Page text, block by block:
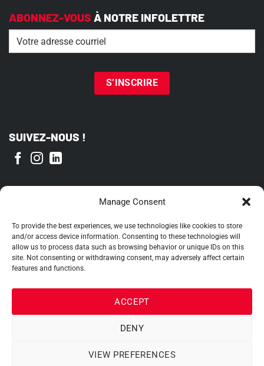
Manage Consent
To provide the best experiences, we use technologies like cookies to store
and/or access device information. Consenting to these technologies will
allow us to process data such as browsing behavior or unique IDs on this
site. Not consenting or withdrawing consent, may adversely affect certain
features and functions.
ACCEPT
DENY
VIEW PREFERENCES
ABONNEZ-VOUS À NOTRE INFOLETTRE
Email (Nécessaire)
SUIVEZ-NOUS !